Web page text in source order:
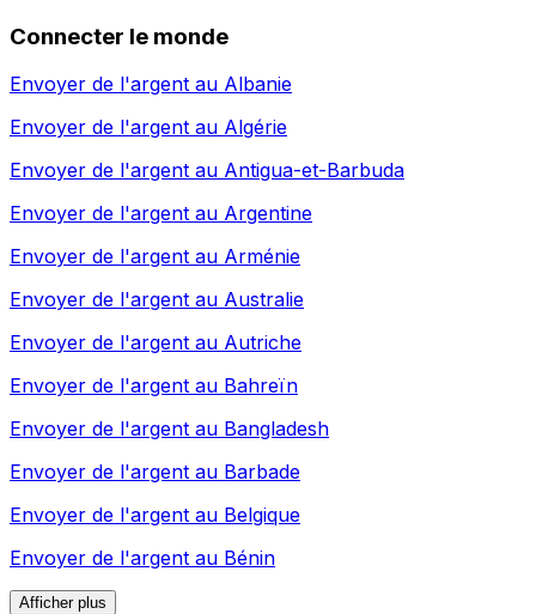
Connecter le monde
Envoyer de l'argent au Albanie
Envoyer de l'argent au Algérie
Envoyer de l'argent au Antigua-et-Barbuda
Envoyer de l'argent au Argentine
Envoyer de l'argent au Arménie
Envoyer de l'argent au Australie
Envoyer de l'argent au Autriche
Envoyer de l'argent au Bahreïn
Envoyer de l'argent au Bangladesh
Envoyer de l'argent au Barbade
Envoyer de l'argent au Belgique
Envoyer de l'argent au Bénin
Afficher plus